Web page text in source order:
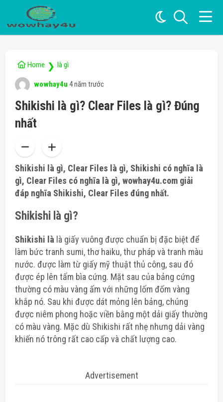
Home ❯ là gì
wowhay4u 4 năm trước
Shikishi là gì? Clear Files là gì? Đúng
nhất
Shikishi là gì, Clear Files là gì, Shikishi có nghĩa là
gì, Clear Files có nghĩa là gì, wowhay4u.com giải
đáp nghĩa Shikishi, Clear Files đúng nhất.
Shikishi là gì?
Shikishi là là giấy vuông được chuẩn bị đặc biệt để
làm bức tranh sumi, thơ haiku, thư pháp và tranh màu
nước. được làm từ giấy mỹ thuật thủ công, sau đó
được ép lên tấm bìa cứng. Mặt sau của bảng cứng
thường có màu vàng ấm với những lốm đốm vàng
khắp nó. Sau khi được dát mỏng lên bảng, chúng
được niêm phong hoặc viền bằng một dải giấy thường
có màu vàng. Mặc dù Shikishi rất nhẹ nhưng dải vàng
khiến nó trông rất cao cấp và chất lượng cao.
Advertisement